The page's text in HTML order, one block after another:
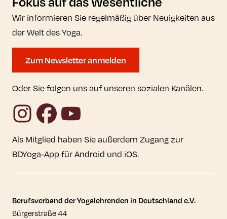
Wir informieren Sie regelmäßig über Neuigkeiten aus
der Welt des Yoga.
Zum Newsletter anmelden
Oder Sie folgen uns auf unseren sozialen Kanälen.
InstagramFacebookYouTube
Als Mitglied haben Sie außerdem Zugang zur
BDYoga-App für Android und iOS.
Kontaktdaten und weitere Links
Berufsverband der Yogalehrenden in Deutschland e.V.
Bürgerstraße 44